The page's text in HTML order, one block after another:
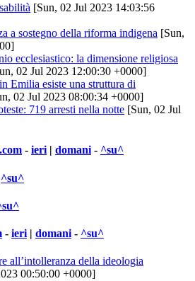
[Sun, 02 Jul 2023 14:03:56
a sostegno della riforma indigena [Sun,
ecclesiastico: la dimensione religiosa
02 Jul 2023 12:00:30 +0000]
Emilia esiste una struttura di
02 Jul 2023 08:00:34 +0000]
719 arresti nella notte [Sun, 02 Jul
- ieri | domani - ^su^
^su^
- ieri | domani - ^su^
all’intolleranza della ideologia
00:50:00 +0000]